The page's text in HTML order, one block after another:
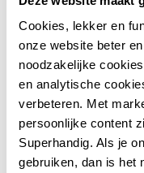
Cookies, lekker en
onze website beter
noodzakelijke
en analytische
verbeteren. Met
persoonlijke content
Superhandig. Als je
gebruiken, dan is het